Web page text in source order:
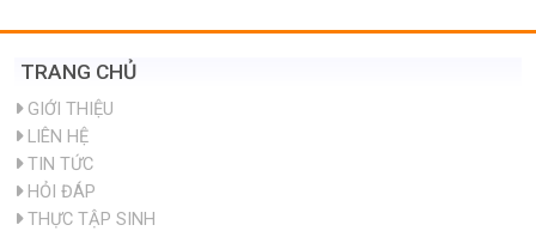
TRANG CHỦ
GIỚI THIỆU
LIÊN HỆ
TIN TỨC
HỎI ĐÁP
THỰC TẬP SINH